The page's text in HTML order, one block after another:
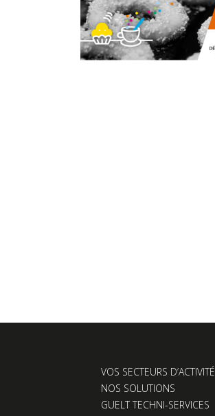
VOS SECTEURS D’ACTIVITÉ
NOS SOLUTIONS
GUELT TECHNI-SERVICES